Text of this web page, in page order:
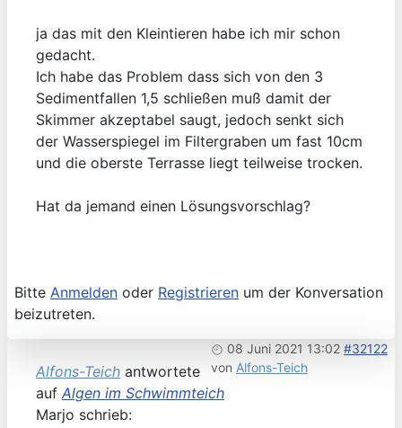
ja das mit den Kleintieren habe ich mir schon
gedacht.
Ich habe das Problem dass sich von den 3
Sedimentfallen 1,5 schließen muß damit der
Skimmer akzeptabel saugt, jedoch senkt sich
der Wasserspiegel im Filtergraben um fast 10cm
und die oberste Terrasse liegt teilweise trocken.
Hat da jemand einen Lösungsvorschlag?
Bitte Anmelden oder Registrieren um der Konversation
beizutreten.
08 Juni 2021 13:02 #32122
von Alfons-Teich
Alfons-Teich antwortete
auf Algen im Schwimmteich
Marjo schrieb: